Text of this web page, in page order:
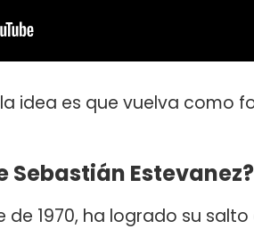
idea es que vuelva como
Sebastián Estevanez?
de 1970, ha logrado su